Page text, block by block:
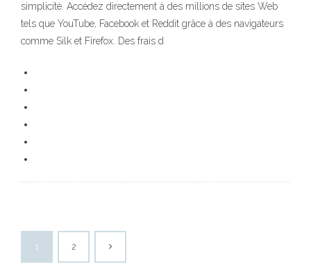
simplicité. Accédez directement à des millions de sites Web
tels que YouTube, Facebook et Reddit grâce à des navigateurs
comme Silk et Firefox. Des frais d
1 2